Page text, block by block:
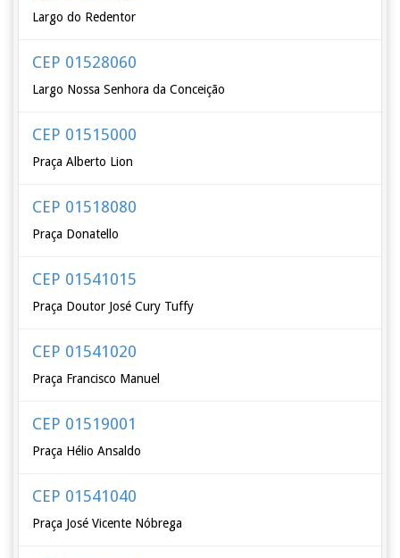
Largo do Redentor
CEP 01528060
Largo Nossa Senhora da Conceição
CEP 01515000
Praça Alberto Lion
CEP 01518080
Praça Donatello
CEP 01541015
Praça Doutor José Cury Tuffy
CEP 01541020
Praça Francisco Manuel
CEP 01519001
Praça Hélio Ansaldo
CEP 01541040
Praça José Vicente Nóbrega